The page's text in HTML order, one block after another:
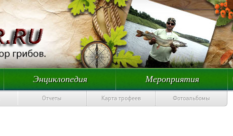
Энциклопедия Мероприятия
Отчеты Карта трофеев Фотоальбомы